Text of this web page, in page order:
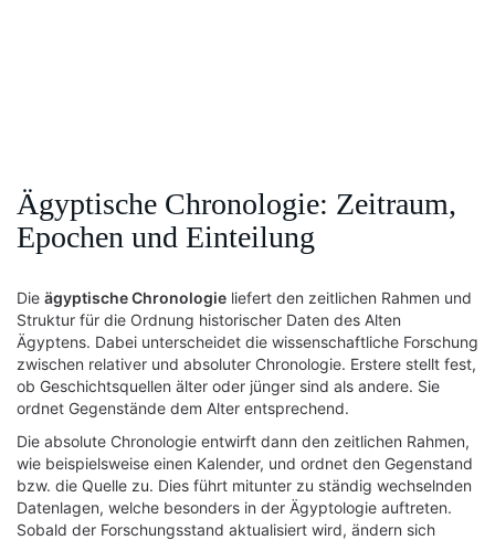
Ägyptische Chronologie: Zeitraum,
Epochen und Einteilung
Die ägyptische Chronologie liefert den zeitlichen Rahmen und
Struktur für die Ordnung historischer Daten des Alten
Ägyptens. Dabei unterscheidet die wissenschaftliche Forschung
zwischen relativer und absoluter Chronologie. Erstere stellt fest,
ob Geschichtsquellen älter oder jünger sind als andere. Sie
ordnet Gegenstände dem Alter entsprechend.
Die absolute Chronologie entwirft dann den zeitlichen Rahmen,
wie beispielsweise einen Kalender, und ordnet den Gegenstand
bzw. die Quelle zu. Dies führt mitunter zu ständig wechselnden
Datenlagen, welche besonders in der Ägyptologie auftreten.
Sobald der Forschungsstand aktualisiert wird, ändern sich